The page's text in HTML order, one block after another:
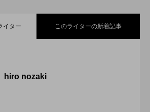
イター このライターの新着記事
hiro nozaki